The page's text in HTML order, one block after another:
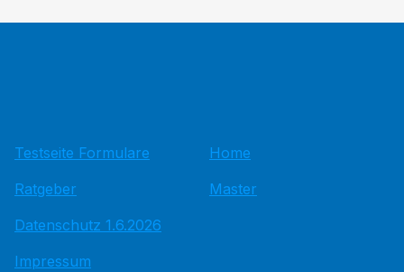
Testseite Formulare
Ratgeber
Datenschutz 1.6.2026
Impressum
Home
Master